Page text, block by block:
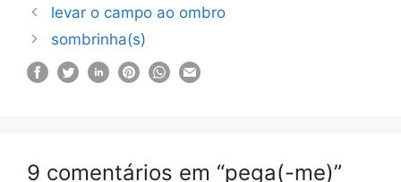
levar o campo ao ombro
sombrinha(s)
9 comentários em “pega(-me)”